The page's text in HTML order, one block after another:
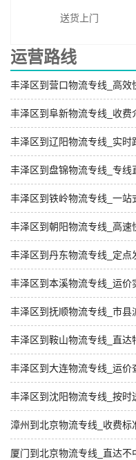
送货上门
运营路线
丰泽区到营口物流专线_高效
丰泽区到阜新物流专线_收费
丰泽区到辽阳物流专线_实时
丰泽区到盘锦物流专线_专线
丰泽区到铁岭物流专线_一站
丰泽区到朝阳物流专线_高速
丰泽区到丹东物流专线_定点
丰泽区到本溪物流专线_运价
丰泽区到抚顺物流专线_市县
丰泽区到鞍山物流专线_直达
丰泽区到大连物流专线_运价
丰泽区到沈阳物流专线_按时
漳州到北京物流专线_收费标
厦门到北京物流专线_直达不